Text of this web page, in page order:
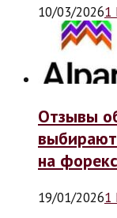
10/03/20261
Отзывы
на форекс
19/01/20261